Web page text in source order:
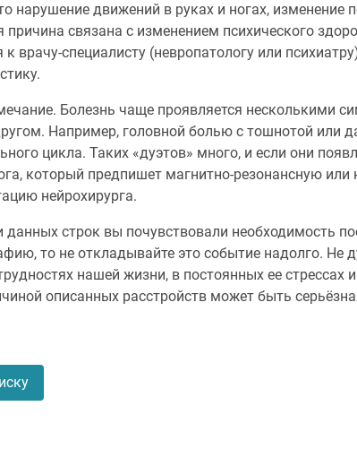
нарушение движений в руках и ногах, изменение
причина связана с изменением психического
врачу-специалисту (невропатологу или
Болезнь чаще проявляется несколькими
Например, головной болью с тошнотой или
цикла. Таких «дуэтов» много, и если они
который предпишет магнитно-резонансную
нейрохирурга.
данных строк вы почувствовали необходимость
то не откладывайте это событие надолго. Не
нашей жизни, в постоянных ее стрессах
описанных расстройств может быть